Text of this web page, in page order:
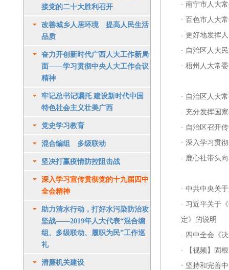
接党的二十大胜利召开
改善城乡人居环境 提高人民生活
品质
奋力开创新时代广西人大工作新局
面——学习贯彻中央人大工作会议
精神
牢记总书记嘱托 建设新时代中国
特色社会主义壮美广西
党史学习教育
混合编组 多级联动
坚决打赢疫情防控阻击战
深入学习宣传贯彻党的十九届四中
全会精神
助力清水行动，打好水污染防治攻
坚战——2019年人大代表“混合编
组、多级联动、履职为民”工作巡
礼
清廉机关建设
· 南宁市人大
· 百色市人大
· 更好地发挥
· 自治区人大
· 梧州人大常
· 自治区人大
· 充分发挥国
· 自治区召开
· 深入学习贯
· 鹿心社带头
· 中共中央关
· 习近平关于
定》的说明
· 四中全会《
·
【视频】固
· 坚持和完善